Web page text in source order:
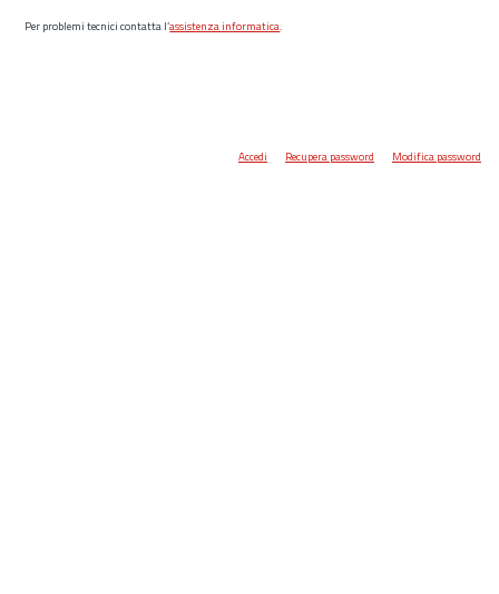
Per problemi tecnici contatta l’assistenza informatica.
Accedi Recupera password Modifica password